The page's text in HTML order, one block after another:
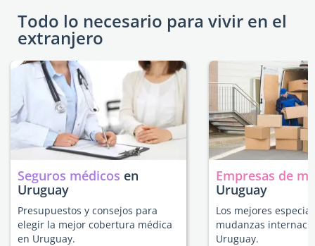
Todo lo necesario para vivir en el
extranjero
Seguros médicos en
Uruguay
Presupuestos y consejos para
elegir la mejor cobertura médica
en Uruguay.
Empresas de
Uruguay
Los mejores
mudanzas
Uruguay.